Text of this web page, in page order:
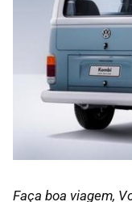
Faça boa viagem,